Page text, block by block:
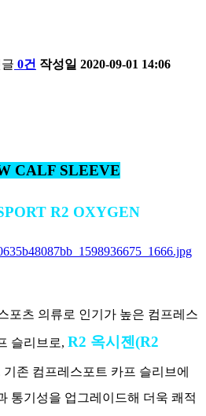
0건 작성일 2020-09-01 14:06
CALF SLEEVE
R2 OXYGEN
포츠 의류로 인기가 높은 컴프레스
슬리브로, R2 옥시젠(R2
기존 컴프레스포트 카프 슬리브에
통기성을 업그레이드해 더욱 쾌적